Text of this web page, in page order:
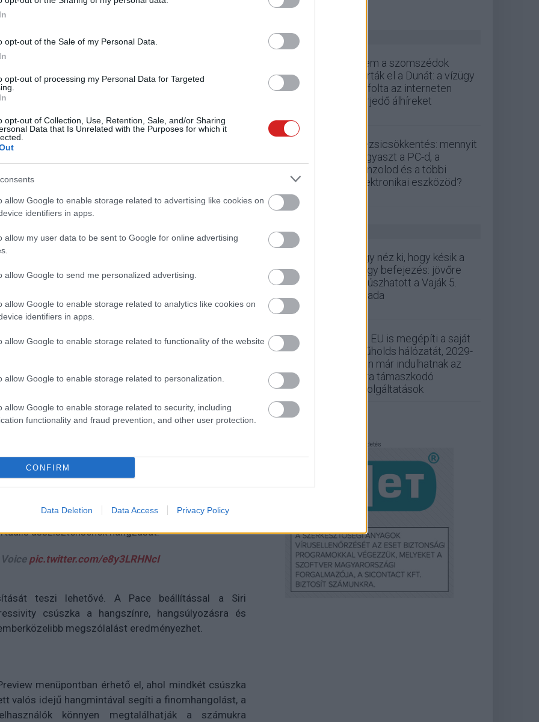
opt-out of the Sale of my Personal Data.
opt-out of processing my Personal Data for Targeted
opt-out of Collection, Use, Retention, Sale, and/or Sharing
Data that Is Unrelated with the Purposes for which it
allow Google to enable storage related to advertising like cookies on
identifiers in apps.
allow my user data to be sent to Google for online advertising
allow Google to send me personalized advertising.
allow Google to enable storage related to analytics like cookies on
identifiers in apps.
allow Google to enable storage related to functionality of the website
allow Google to enable storage related to personalization.
allow Google to enable storage related to security, including
functionality and fraud prevention, and other user protection.
CONFIRM
Data Deletion Data Access Privacy Policy
balatoni kardioösvény (X)
intelligencia
hangját az iOS új
hogyan szóljon hozzád az Apple
mutatta be a Siri hangjának új testreszabási
fejlesztői bétaverziójában váltak teljes körűen
bétában is megjelent a Beállítások menüben, a
voltak. A frissítéssel azonban a felhasználók
asszisztensének hangzását.
pic.twitter.com/e8y3LRHNcI
teszi lehetővé. A Pace beállítással a Siri
csúszka a hangszínre, hangsúlyozásra és
megszólalást eredményezhet.
menüpontban érhető el, ahol mindkét csúszka
valós idejű hangmintával segíti a finomhangolást, a
könnyen megtalálhatják a számukra
ZÖLD PÁLYA
Nem a szomszédok
zárták el a Dunát: a vízügy
cáfolta az interneten
terjedő álhíreket
Rezsicsökkentés: mennyit
fogyaszt a PC-d, a
konzolod és a többi
elektronikai eszközöd?
GS HÍREK
Úgy néz ki, hogy késik a
nagy befejezés: jövőre
csúszhatott a Vaják 5.
évada
Az EU is megépíti a saját
műholds hálózatát, 2029-
ben már indulhatnak az
arra támaszkodó
szolgáltatások
Hirdetés